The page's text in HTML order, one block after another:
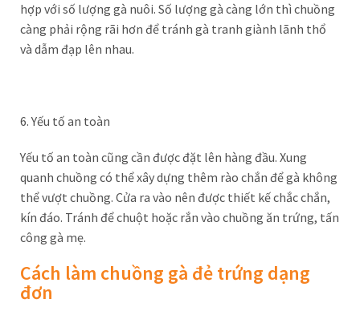
hợp với số lượng gà nuôi. Số lượng gà càng lớn thì chuồng
càng phải rộng rãi hơn để tránh gà tranh giành lãnh thổ
và dẫm đạp lên nhau.
6. Yếu tố an toàn
Yếu tố an toàn cũng cần được đặt lên hàng đầu. Xung
quanh chuồng có thể xây dựng thêm rào chắn để gà không
thể vượt chuồng. Cửa ra vào nên được thiết kế chắc chắn,
kín đáo. Tránh để chuột hoặc rắn vào chuồng ăn trứng, tấn
công gà mẹ.
Cách làm chuồng gà đẻ trứng dạng
đơn